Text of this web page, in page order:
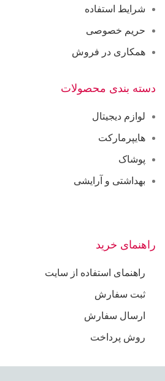
شرایط استفاده
حریم خصوصی
همکاری در فروش
دسته بندی محصولات
لوازم دیجیتال
هایپرمارکت
پوشاک
بهداشتی و آرایشی
راهنمای خرید
راهنمای استفاده از سایت
ثبت سفارش
ارسال سفارش
روش پرداخت